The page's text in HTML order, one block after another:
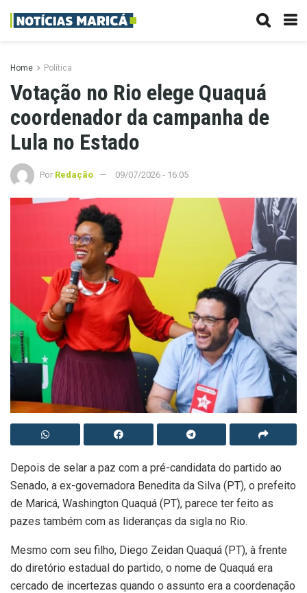
Home Política
Votação no Rio elege Quaquá
coordenador da campanha de
Lula no Estado
Por Redação 09/07/2026 - 16:05
Depois de selar a paz com a pré-candidata do partido ao
Senado, a ex-governadora Benedita da Silva (PT), o prefeito
de Maricá, Washington Quaquá (PT), parece ter feito as
pazes também com as lideranças da sigla no Rio.
Mesmo com seu filho, Diego Zeidan Quaquá (PT), à frente
do diretório estadual do partido, o nome de Quaquá era
cercado de incertezas quando o assunto era a coordenação